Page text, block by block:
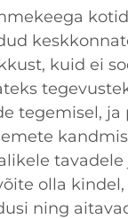
kuid ei
tegemisel,
tavadele
olla
ning